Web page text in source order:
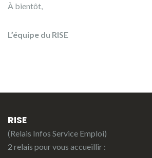
À bientôt,
L’équipe du RISE
RISE
(Relais Infos Service Emploi)
2 relais pour vous accueillir :